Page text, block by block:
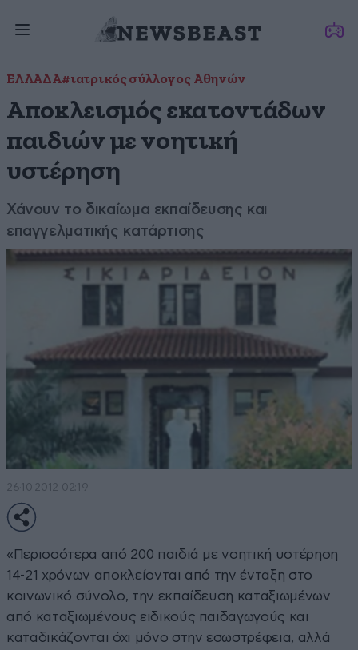
ΕΛΛΑΔΑ#ιατρικός σύλλογος Αθηνών
Αποκλεισμός εκατοντάδων
παιδιών με νοητική
υστέρηση
Χάνουν το δικαίωμα εκπαίδευσης και
επαγγελματικής κατάρτισης
26·10·2012 02:19
«Περισσότερα από 200 παιδιά με νοητική υστέρηση
14-21 χρόνων αποκλείονται από την ένταξη στο
κοινωνικό σύνολο, την εκπαίδευση καταξιωμένων
από καταξιωμένους ειδικούς παιδαγωγούς και
καταδικάζονται όχι μόνο στην εσωστρέφεια, αλλά